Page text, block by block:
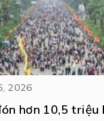
2026
hơn 10,5 triệu